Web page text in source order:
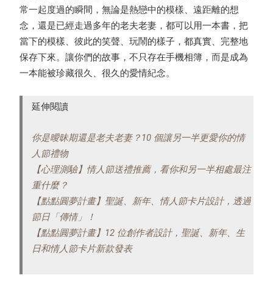
常一起度過的瞬間，無論是熱戀中的模樣、遠距離的想
念，還是已經走過多年的老夫老妻，都可以用一本書，把
當下的模樣、彼此的笑聲、玩鬧的樣子，都真實、完整地
保存下來。讓你們的故事，不只存在手機相簿，而是成為
一本能被珍藏很久、很久的愛情紀念。
延伸閱讀
你是曖昧期還是老夫老妻？10 個讓另一半更愛你的情
人節禮物
【心理測驗】情人節送禮推薦，看你和另一半相處最注
重什麼？
【點點圓夢計畫】聖誕、新年、情人節卡片設計，透過
節日「傳情」！
【點點圓夢計畫】12 位創作者設計，聖誕、新年、生
日和情人節卡片新款發表